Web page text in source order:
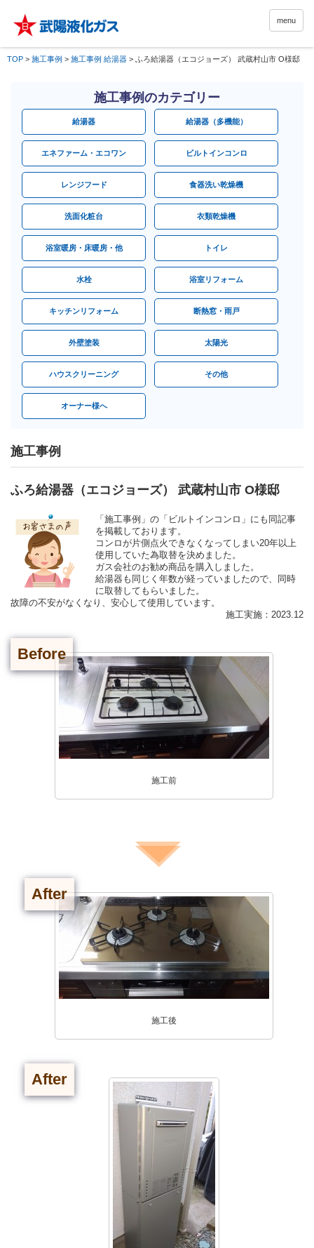
menu
TOP > 施工事例 > 施工事例 給湯器 > ふろ給湯器（エコジョーズ） 武蔵村山市 O様邸
施工事例のカテゴリー
給湯器 給湯器（多機能）
エネファーム・エコワン ビルトインコンロ
レンジフード 食器洗い乾燥機
洗面化粧台 衣類乾燥機
浴室暖房・床暖房・他 トイレ
水栓 浴室リフォーム
キッチンリフォーム 断熱窓・雨戸
外壁塗装 太陽光
ハウスクリーニング その他
オーナー様へ
施工事例
ふろ給湯器（エコジョーズ） 武蔵村山市 O様邸
「施工事例」の「ビルトインコンロ」にも同記事
を掲載しております。
コンロが片側点火できなくなってしまい20年以上
使用していた為取替を決めました。
ガス会社のお勧め商品を購入しました。
給湯器も同じく年数が経っていましたので、同時
に取替してもらいました。
故障の不安がなくなり、安心して使用しています。
施工実施：2023.12
Before
施工前
After
施工後
After